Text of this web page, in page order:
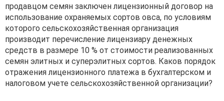
продавцом семян заключен лицензионный договор на
использование охраняемых сортов овса, по условиям
которого сельскохозяйственная организация
производит перечисление лицензиару денежных
средств в размере 10 % от стоимости реализованных
семян элитных и суперэлитных сортов. Каков порядок
отражения лицензионного платежа в бухгалтерском и
налоговом учете сельскохозяйственной организации?